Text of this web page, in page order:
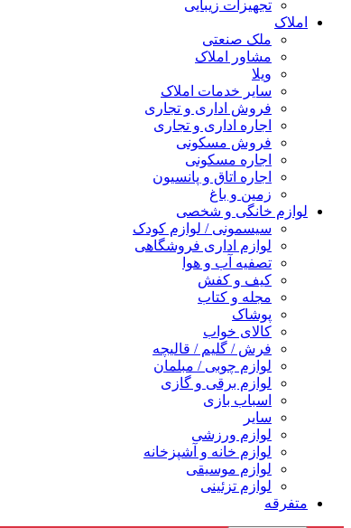
تجهیزات زیبایی
املاک
ملک صنعتی
مشاور املاک
ویلا
سایر خدمات املاک
فروش اداری و تجاری
اجاره اداری و تجاری
فروش مسکونی
اجاره مسکونی
اجاره اتاق و پانسیون
زمین و باغ
لوازم خانگی و شخصی
سیسمونی / لوازم کودک
لوازم اداری فروشگاهی
تصفیه آب و هوا
کیف و کفش
مجله و کتاب
پوشاک
کالای خواب
فرش / گلیم / قالیچه
لوازم چوبی / مبلمان
لوازم برقی و گازی
اسباب بازی
سایر
لوازم ورزشی
لوازم خانه و آشپزخانه
لوازم موسیقی
لوازم تزئینی
متفرقه